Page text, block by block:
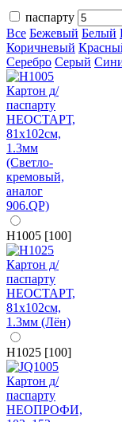
паспарту
Все Бежевый Белый
Коричневый
Серебро Серый
H1005 [100]
H1025 [100]